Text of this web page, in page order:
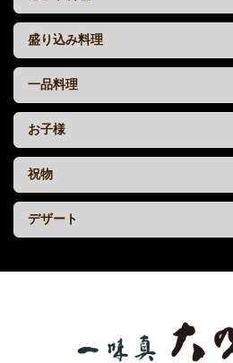
盛り込み料理
一品料理
お子様
祝物
デザート